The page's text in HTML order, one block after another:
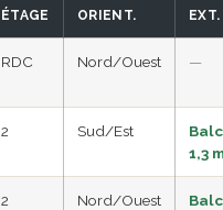
ÉTAGE ORIENT. EXT.
RDC Nord/Ouest —
2 Sud/Est
1,3
2 Nord/Ouest